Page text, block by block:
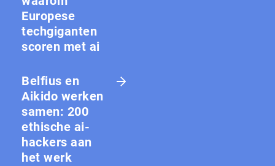
Europese
techgiganten
scoren met ai
Belfius en
Aikido werken
samen: 200
ethische ai-
hackers aan
het werk